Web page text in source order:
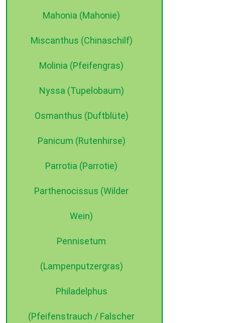
Mahonia (Mahonie)
Miscanthus (Chinaschilf)
Molinia (Pfeifengras)
Nyssa (Tupelobaum)
Osmanthus (Duftblüte)
Panicum (Rutenhirse)
Parrotia (Parrotie)
Parthenocissus (Wilder
Wein)
Pennisetum
(Lampenputzergras)
Philadelphus
(Pfeifenstrauch / Falscher